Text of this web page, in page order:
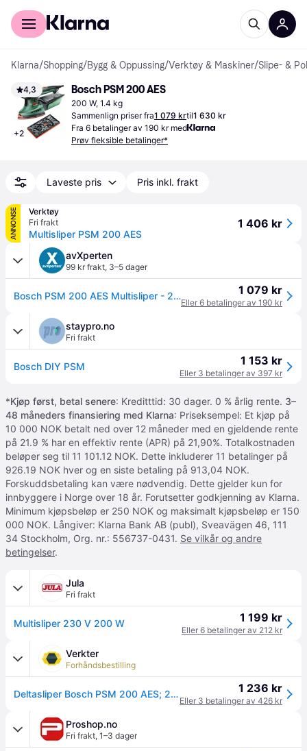
For kunder
Klarna/Shopping/Bygg & Oppussing/Verktøy & Maskiner/Slipe- &
4,3
+2
Bosch PSM 200 AES
200 W, 1.4 kg
Sammenlign priser fra1 079 krtil1 630 kr
Fra 6 betalinger av 190 kr med
Prøv fleksible betalinger*
Laveste pris Pris inkl. frakt
ANNONSE
Verktøy
Fri frakt
Multisliper PSM 200 AES
1 406 kr
avXperten
99 kr frakt, 3–5 dager
Bosch PSM 200 AES Multisliper - 200W 1 079 kr
Eller 6 betalinger av 190 kr
staypro.no
Fri frakt
Bosch DIY PSM 1 153 kr
Eller 3 betalinger av 397 kr
*Kjøp først, betal senere: Kreditttid: 30 dager. 0 % årlig rente. 3–
48 måneders finansiering med Klarna: Priseksempel: Et kjøp på
10 000 NOK betalt ned over 12 måneder med en gjeldende rente
på 21.9 % har en effektiv rente (APR) på 21,90%. Totalkostnaden
beløper seg til 11 101.12 NOK. Dette inkluderer 11 betalinger på
926.19 NOK hver og en siste betaling på 913,04 NOK.
Forskuddsbetaling kan være nødvendig. Dette gjelder kun for
innbyggere i Norge over 18 år. Forutsetter godkjenning av Klarna.
Minimum kjøpsbeløp er 250 NOK og maksimalt kjøpsbeløp er 150
000 NOK. Långiver: Klarna Bank AB (publ), Sveavägen 46, 111
34 Stockholm, Org. nr.: 556737-0431. Se vilkår og andre
betingelser.
Jula
Fri frakt
Multisliper 230 V 200 W 1 199 kr
Eller 6 betalinger av 212 kr
Verkter
Forhåndsbestilling
Deltasliper Bosch PSM 200 AES; 200 W 1 236 kr
Eller 3 betalinger av 426 kr
Proshop.no
Fri frakt, 1–3 dager